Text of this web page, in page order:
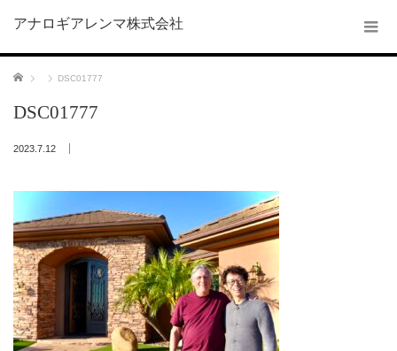
アナロギアレンマ株式会社
ホーム DSC01777
DSC01777
2023.7.12